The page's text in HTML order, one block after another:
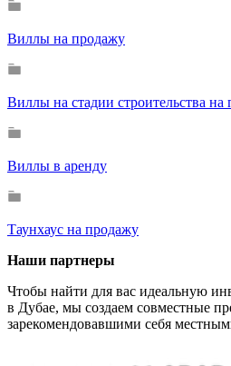
Виллы на продажу
Виллы на стадии строительства на
Виллы в аренду
Таунхаус на продажу
Наши партнеры
Чтобы найти для вас идеальную
в Дубае, мы создаем совместные
зарекомендовавшими себя